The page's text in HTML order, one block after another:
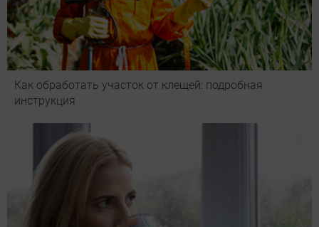
Как обработать участок от клещей: подробная
инструкция